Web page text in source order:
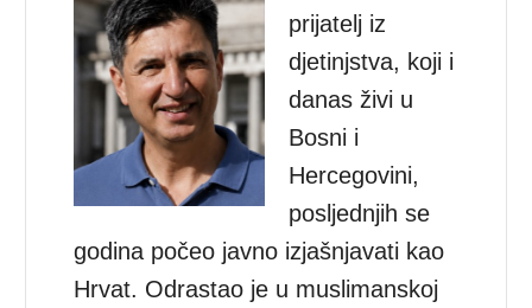
prijatelj iz
djetinjstva, koji i
danas živi u
Bosni i
Hercegovini,
posljednjih se
godina počeo javno izjašnjavati kao
Hrvat. Odrastao je u muslimanskoj